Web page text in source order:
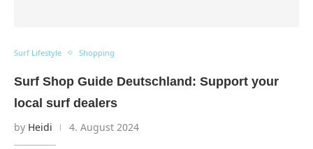
Surf Lifestyle Shopping
Surf Shop Guide Deutschland: Support your
local surf dealers
by Heidi 4. August 2024